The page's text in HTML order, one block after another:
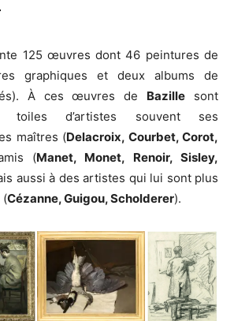
125 œuvres dont 46 peintures de
graphiques et deux albums de
À ces œuvres de Bazille sont
toiles d’artistes souvent ses
maîtres (Delacroix, Courbet, Corot,
(Manet, Monet, Renoir, Sisley,
aussi à des artistes qui lui sont plus
(Cézanne, Guigou, Scholderer).